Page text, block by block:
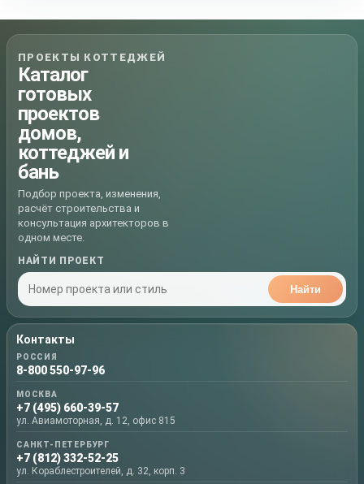
ПРОЕКТЫ КОТТЕДЖЕЙ
Каталог
готовых
проектов
домов,
коттеджей и
бань
Подбор проекта, изменения,
расчёт строительства и
консультация архитекторов в
одном месте.
НАЙТИ ПРОЕКТ
Найти
Контакты
РОССИЯ
8-800 550-97-96
МОСКВА
+7 (495) 660-39-57
ул. Авиамоторная, д. 12, офис 815
САНКТ-ПЕТЕРБУРГ
+7 (812) 332-52-25
ул. Кораблестроителей, д. 32, корп. 3